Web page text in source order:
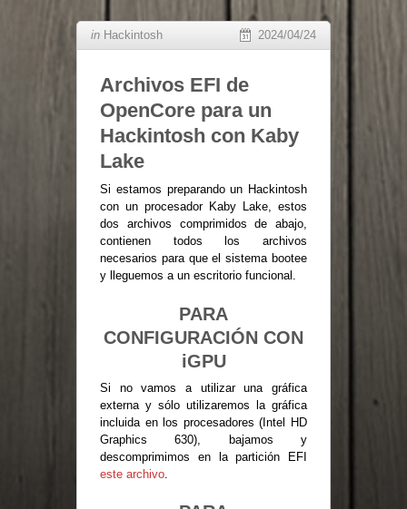
in Hackintosh 2024/04/24
Archivos EFI de
OpenCore para un
Hackintosh con Kaby
Lake
Si estamos preparando un Hackintosh
con un procesador Kaby Lake, estos
dos archivos comprimidos de abajo,
contienen todos los archivos
necesarios para que el sistema bootee
y lleguemos a un escritorio funcional.
PARA
CONFIGURACIÓN CON
iGPU
Si no vamos a utilizar una gráfica
externa y sólo utilizaremos la gráfica
incluida en los procesadores (Intel HD
Graphics 630), bajamos y
descomprimimos en la partición EFI
este archivo